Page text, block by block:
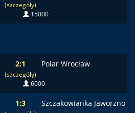
(szczegóły)
15000
2:1
(szczegóły)
Polar Wrocław
6000
1:3 Szczakowianka Jaworzno